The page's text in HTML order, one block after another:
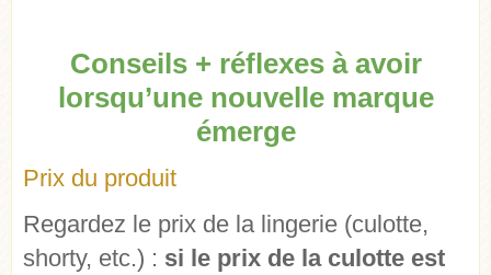
Conseils + réflexes à avoir
lorsqu’une nouvelle marque
émerge
Prix du produit
Regardez le prix de la lingerie (culotte,
shorty, etc.) : si le prix de la culotte est